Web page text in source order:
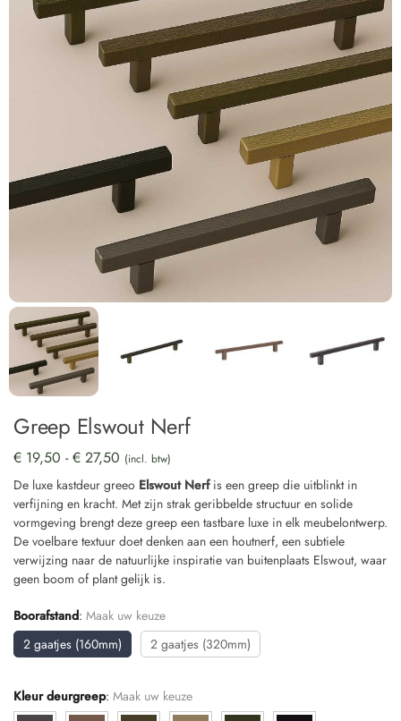
Greep Elswout Nerf
€ 19,50 - € 27,50 (incl. btw)
De luxe kastdeur greeo Elswout Nerfis een greep die uitblinkt in
verfijning en kracht. Met zijn strak geribbelde structuur en solide
vormgeving brengt deze greep een tastbare luxe in elk meubelontwerp.
De voelbare textuur doet denken aan een houtnerf, een subtiele
verwijzing naar de natuurlijke inspiratie van buitenplaats Elswout, waar
geen boom of plant gelijk is.
Boorafstand: Maak uw keuze
2 gaatjes (160mm)
2 gaatjes (320mm)
Kleur deurgreep: Maak uw keuze